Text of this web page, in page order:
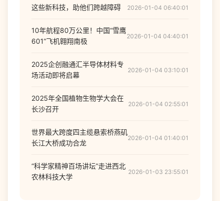
这些新科技，助他们跨越障碍 2026-01-04 06:40:01
10年航程80万公里！中国“雪鹰
601”飞机翱翔南极
2026-01-04 04:40:01
2025企创融通汇半导体材料专
场活动即将启幕
2026-01-04 03:10:01
2025年全国植物生物学大会在
长沙召开
2026-01-04 02:55:01
世界最大跨度四主缆悬索桥燕矶
长江大桥成功合龙
2026-01-04 01:40:01
“科学家精神百场讲坛”走进西北
农林科技大学
2026-01-03 23:55:01